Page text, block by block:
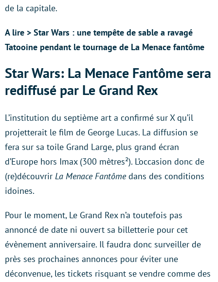
de la capitale.
A lire > Star Wars : une tempête de sable a ravagé
Tatooine pendant le tournage de La Menace fantôme
Star Wars: La Menace Fantôme sera
rediffusé par Le Grand Rex
L’institution du septième art a confirmé sur X qu’il
projetterait le film de George Lucas. La diffusion se
fera sur sa toile Grand Large, plus grand écran
d’Europe hors Imax (300 mètres²). L’occasion donc de
(re)découvrir La Menace Fantômedans des conditions
idoines.
Pour le moment, Le Grand Rex n’a toutefois pas
annoncé de date ni ouvert sa billetterie pour cet
évènement anniversaire. Il faudra donc surveiller de
près ses prochaines annonces pour éviter une
déconvenue, les tickets risquant se vendre comme des